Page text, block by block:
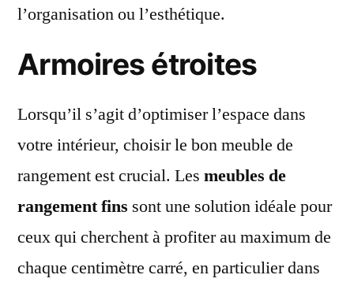
l’organisation ou l’esthétique.
Armoires étroites
Lorsqu’il s’agit d’optimiser l’espace dans
votre intérieur, choisir le bon meuble de
rangement est crucial. Les meubles de
rangement fins sont une solution idéale pour
ceux qui cherchent à profiter au maximum de
chaque centimètre carré, en particulier dans